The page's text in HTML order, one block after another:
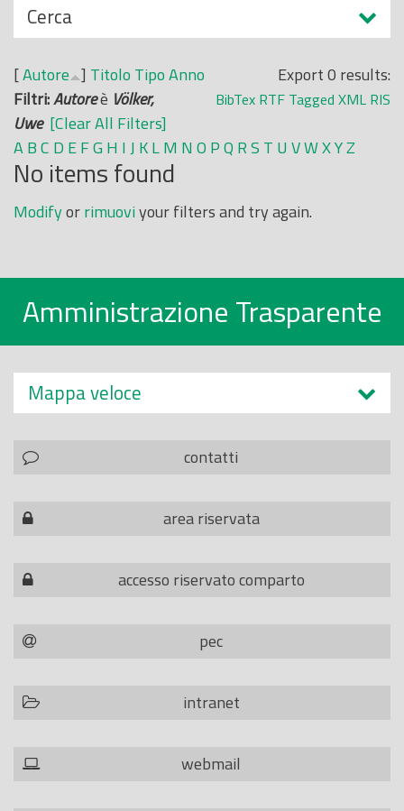
N
a
s
c
o
n
d
i
Cerca
Export 0 results:
BibTex RTF Tagged XML RIS
[Autore ] Titolo TipoAnno
Filtri:Autoreè Völker,
Uwe [Clear All Filters]
ABC D EFG H IJ KLM N O PQ RS T U VWXYZ
No items found
Modifyorrimuoviyour filters and try again.
Amministrazione Trasparente
Mappa veloce
contatti
area riservata
accesso riservato comparto
pec
intranet
webmail